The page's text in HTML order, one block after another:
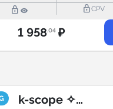
lock_outline lock_outlineCPV
1 958.04 ₽
k-scope ✧